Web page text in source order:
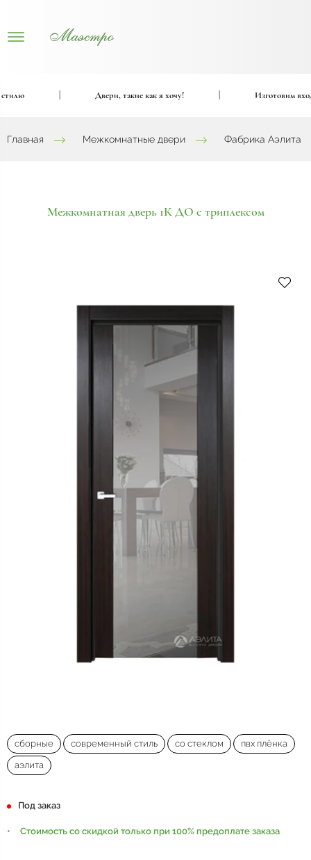
Двери, такие как я хочу! Изготовим
Главная Межкомнатные двери Фабрика Аэлита
Межкомнатная дверь 1К ДО с триплексом
сборные современный стиль со стеклом пвх плёнка
аэлита
Под заказ
Стоимость со скидкой только при 100% предоплате заказа